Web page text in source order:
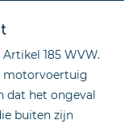
185 WVW.
motorvoertuig
dat het ongeval
buiten zijn